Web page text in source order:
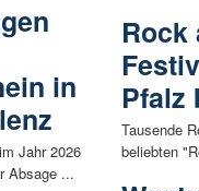
in
Jahr 2026
Absage ...
Rock
Pfalz
Tausende
beliebten